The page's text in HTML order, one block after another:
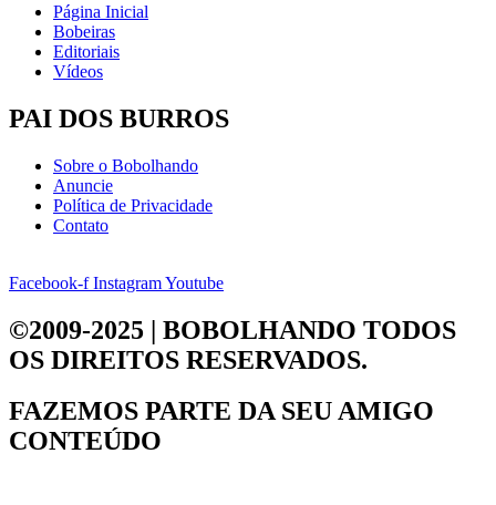
Página Inicial
Bobeiras
Editoriais
Vídeos
PAI DOS BURROS
Sobre o Bobolhando
Anuncie
Política de Privacidade
Contato
Facebook-f InstagramYoutube
©2009-2025 | BOBOLHANDO TODOS
OS DIREITOS RESERVADOS.
FAZEMOS PARTE DA SEU AMIGO
CONTEÚDO